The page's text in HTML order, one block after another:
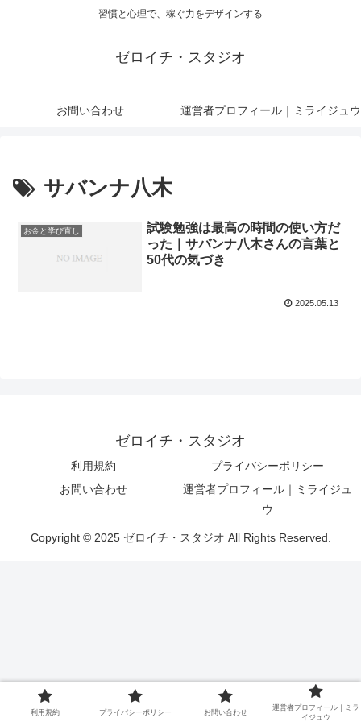
習慣と心理で、稼ぐ力をデザインする
ゼロイチ・スタジオ
お問い合わせ 運営者プロフィール｜ミライジュウ
サバンナ八木
お金と学び直し
試験勉強は最高の時間の使い方だ
った｜サバンナ八木さんの言葉と
50代の気づき
2025.05.13
ゼロイチ・スタジオ
利用規約
プライバシーポリシー
お問い合わせ
運営者プロフィール｜ミライジュ
ウ
Copyright © 2025 ゼロイチ・スタジオ All Rights Reserved.
利用規約 プライバシーポリシー お問い合わせ
運営者プロフィール｜ミラ
イジュウ